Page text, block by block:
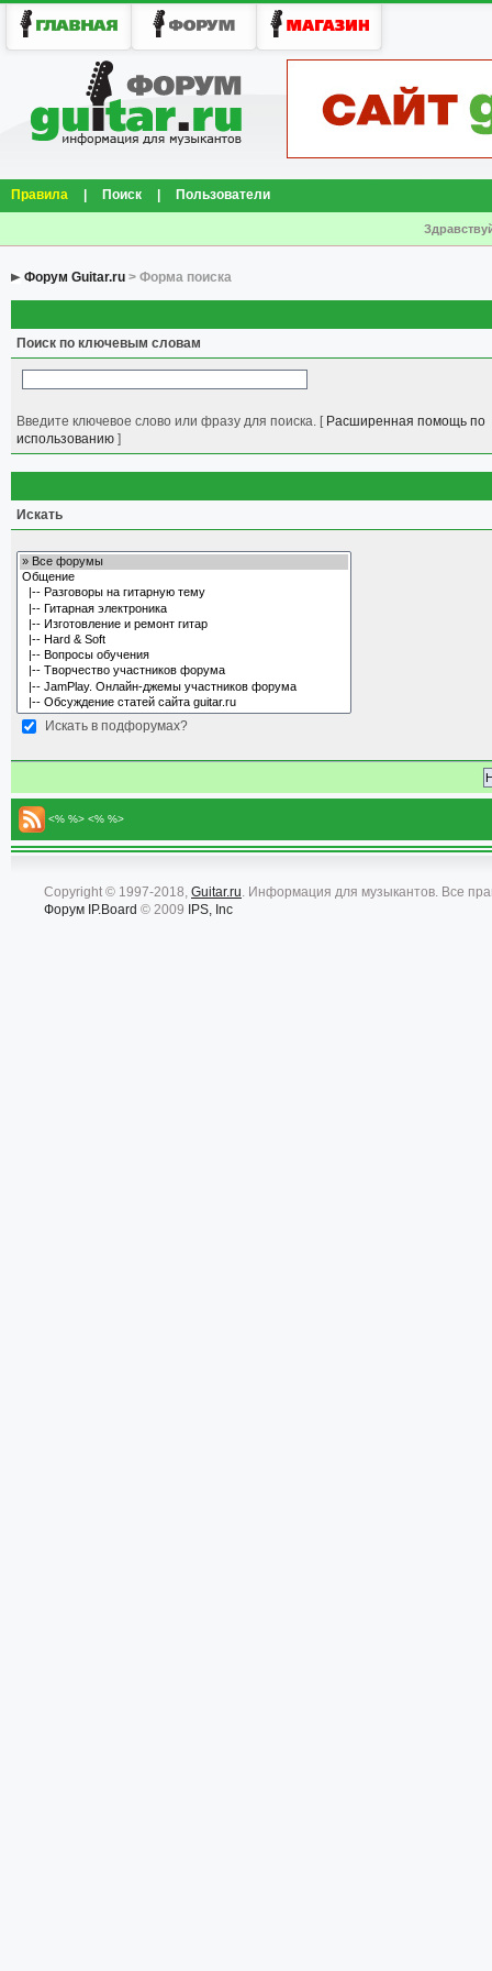
Правила Поиск Пользователи
Форум Guitar.ru > Форма поиска
Поиск по ключевым словам
Введите ключевое слово или фразу для поиска. [ Расширенная помощь по
использованию ]
Искать
Искать в подфорумах?
<% %> <% %>
Copyright © 1997-2018, Guitar.ru. Информация для музыкантов. Все
Форум IP.Board © 2009 IPS, Inc